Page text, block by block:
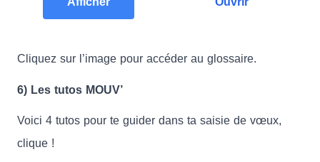
Cliquez sur l’image pour accéder au glossaire.
6) Les tutos MOUV’
Voici 4 tutos pour te guider dans ta saisie de vœux,
clique !